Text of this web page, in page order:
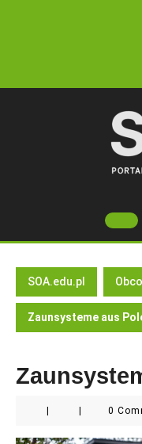
SOA.edu.pl
Zaunsysteme aus
0